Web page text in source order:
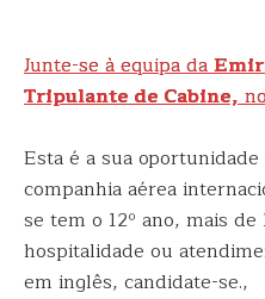
Junte-se à equipa da
Tripulante de Cabine,
Esta é a sua
companhia aérea
se tem o 12º ano, mais
hospitalidade ou
em inglês, candidate-se.,